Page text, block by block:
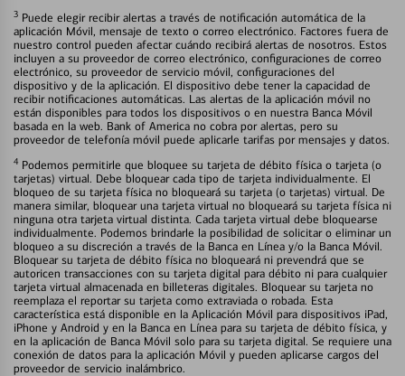
3 Puede elegir recibir alertas a través de notificación automática de la
aplicación Móvil, mensaje de texto o correo electrónico. Factores fuera de
nuestro control pueden afectar cuándo recibirá alertas de nosotros. Estos
incluyen a su proveedor de correo electrónico, configuraciones de correo
electrónico, su proveedor de servicio móvil, configuraciones del
dispositivo y de la aplicación. El dispositivo debe tener la capacidad de
recibir notificaciones automáticas. Las alertas de la aplicación móvil no
están disponibles para todos los dispositivos o en nuestra Banca Móvil
basada en la web. Bank of America no cobra por alertas, pero su
proveedor de telefonía móvil puede aplicarle tarifas por mensajes y datos.
4 Podemos permitirle que bloquee su tarjeta de débito física o tarjeta (o
tarjetas) virtual. Debe bloquear cada tipo de tarjeta individualmente. El
bloqueo de su tarjeta física no bloqueará su tarjeta (o tarjetas) virtual. De
manera similar, bloquear una tarjeta virtual no bloqueará su tarjeta física ni
ninguna otra tarjeta virtual distinta. Cada tarjeta virtual debe bloquearse
individualmente. Podemos brindarle la posibilidad de solicitar o eliminar un
bloqueo a su discreción a través de la Banca en Línea y/o la Banca Móvil.
Bloquear su tarjeta de débito física no bloqueará ni prevendrá que se
autoricen transacciones con su tarjeta digital para débito ni para cualquier
tarjeta virtual almacenada en billeteras digitales. Bloquear su tarjeta no
reemplaza el reportar su tarjeta como extraviada o robada. Esta
característica está disponible en la Aplicación Móvil para dispositivos iPad,
iPhone y Android y en la Banca en Línea para su tarjeta de débito física, y
en la aplicación de Banca Móvil solo para su tarjeta digital. Se requiere una
conexión de datos para la aplicación Móvil y pueden aplicarse cargos del
proveedor de servicio inalámbrico.